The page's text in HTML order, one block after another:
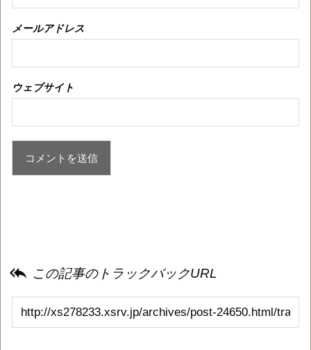
メールアドレス
ウェブサイト
 この記事のトラックバックURL